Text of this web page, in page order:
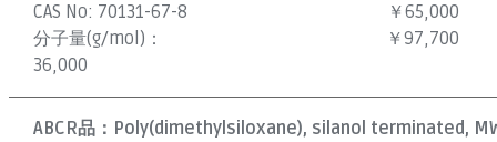
CAS No: 70131-67-8
分子量(g/mol)：
36,000
￥65,000
￥97,700
ABCR品： Poly(dimethylsiloxane), silanol terminated,